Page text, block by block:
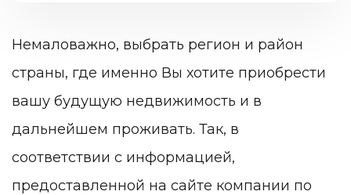
Немаловажно, выбрать регион и район
страны, где именно Вы хотите приобрести
вашу будущую недвижимость и в
дальнейшем проживать. Так, в
соответствии с информацией,
предоставленной на сайте компании по